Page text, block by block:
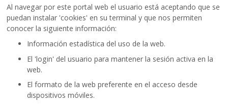
Al navegar por este portal web el usuario está aceptando que se
puedan instalar 'cookies' en su terminal y que nos permiten
conocer la siguiente información:
Información estadística del uso de la web.
El 'login' del usuario para mantener la sesión activa en la
web.
El formato de la web preferente en el acceso desde
dispositivos móviles.